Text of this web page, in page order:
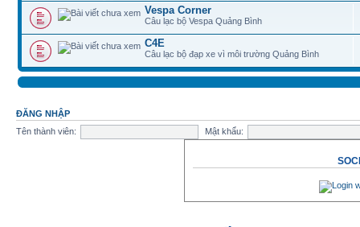
Vespa Corner
Câu lạc bộ Vespa Quảng Bình
C4E
Câu lạc bộ đạp xe vì môi trường Quảng Bình
ĐĂNG NHẬP
Tên thành viên:
Mật khẩu: